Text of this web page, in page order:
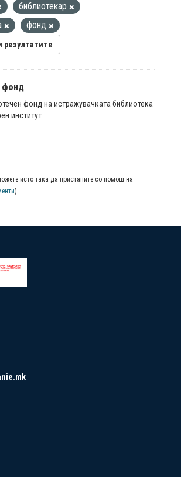
библиотекар
фонд
резултатите
фонд
фонд на истражувачката библиотека
институт
исто така да пристапите со помош на
)